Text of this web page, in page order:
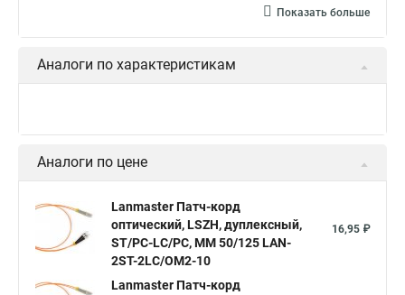
Показать больше
Аналоги по характеристикам
Аналоги по цене
Lanmaster Патч-корд
оптический, LSZH, дуплексный,
ST/PC-LC/PC, MM 50/125 LAN-
2ST-2LC/OM2-10
16,95 ₽
Lanmaster Патч-корд